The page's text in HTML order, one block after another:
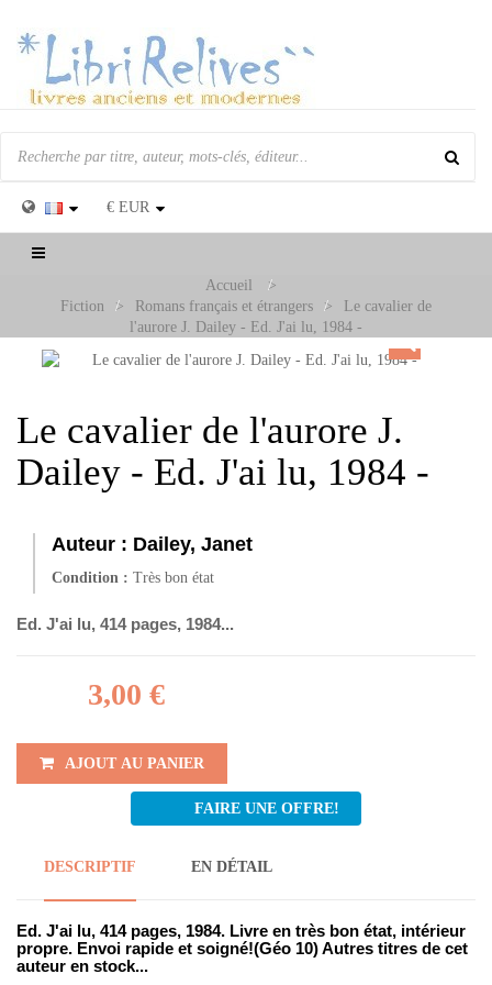
€ EUR
Basculer
Accueil
>
Fiction
> Romans français et étrangers >
Le cavalier de
l'aurore J. Dailey - Ed. J'ai lu, 1984 -
Le cavalier de l'aurore J.
Dailey - Ed. J'ai lu, 1984 -
Auteur : Dailey, Janet
Condition : Très bon état
Ed. J'ai lu, 414 pages, 1984...
3,00 €
AJOUT AU PANIER
FAIRE UNE OFFRE!
DESCRIPTIF EN DÉTAIL
Ed. J'ai lu, 414 pages, 1984. Livre en très bon état, intérieur
propre. Envoi rapide et soigné!(Géo 10) Autres titres de cet
auteur en stock...